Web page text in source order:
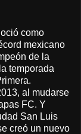
como
mexicano
de la
temporada
al mudarse
FC. Y
San Luis
creó un nuevo